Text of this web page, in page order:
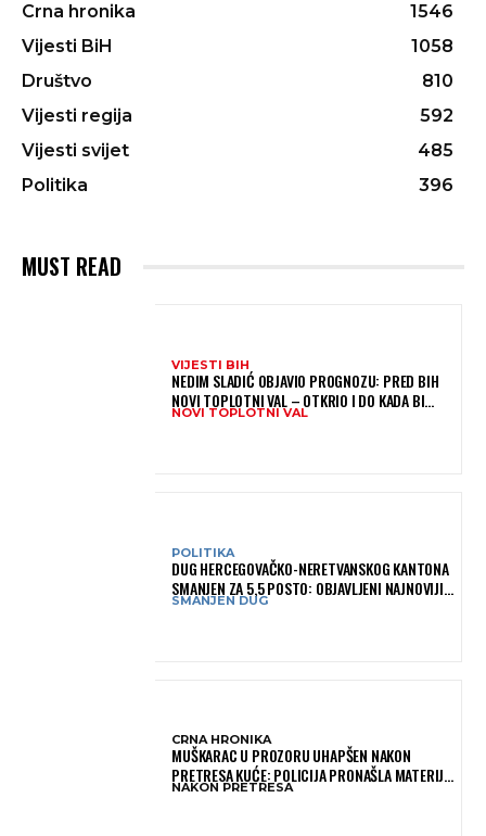
Crna hronika
1546
Vijesti BiH
1058
Društvo
810
Vijesti regija
592
Vijesti svijet
485
Politika
396
MUST READ
VIJESTI BIH
NEDIM SLADIĆ OBJAVIO PROGNOZU: PRED BIH
NOVI TOPLOTNI VAL – OTKRIO I DO KADA BI
MOGAO TRAJATI
NOVI TOPLOTNI VAL
POLITIKA
DUG HERCEGOVAČKO-NERETVANSKOG KANTONA
SMANJEN ZA 5,5 POSTO: OBJAVLJENI NAJNOVIJI
PODACI MINISTARSTVA FINANSIJA
SMANJEN DUG
CRNA HRONIKA
MUŠKARAC U PROZORU UHAPŠEN NAKON
PRETRESA KUĆE: POLICIJA PRONAŠLA MATERIJU
KOJA ASOCIRA NA HEROIN I PRIBOR ZA
NAKON PRETRESA